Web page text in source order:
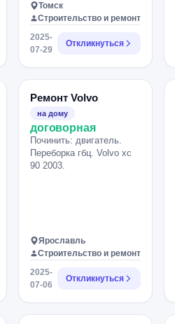
Томск
Строительство и ремонт
2025-
07-29
Откликнуться
Ремонт Volvo
на дому
договорная
Починить: двигатель.
Переборка гбц. Volvo xc
90 2003.
Ярославль
Строительство и ремонт
2025-
07-06
Откликнуться